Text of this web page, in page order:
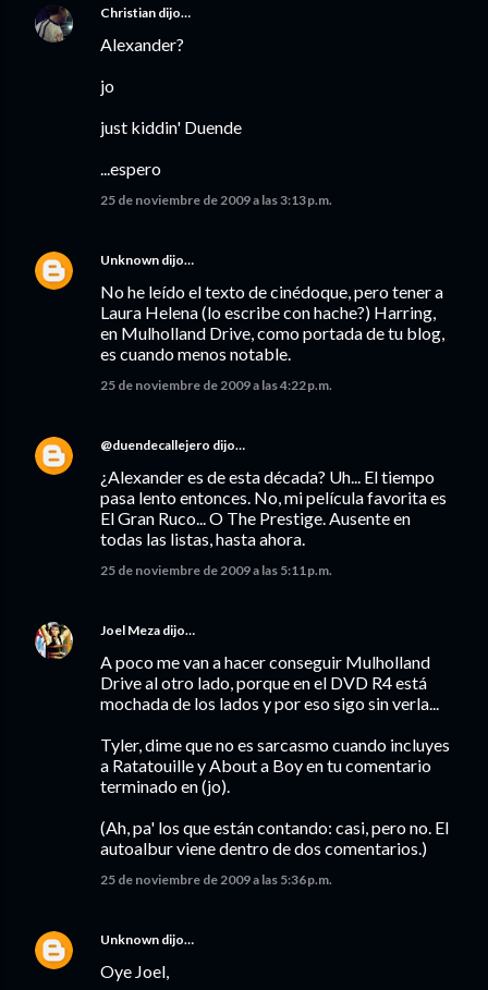
Christian dijo…
Alexander?
jo
just kiddin' Duende
...espero
25 de noviembre de 2009 a las 3:13 p.m.
Unknown dijo…
No he leído el texto de cinédoque, pero tener a
Laura Helena (lo escribe con hache?) Harring,
en Mulholland Drive, como portada de tu blog,
es cuando menos notable.
25 de noviembre de 2009 a las 4:22 p.m.
@duendecallejero dijo…
¿Alexander es de esta década? Uh... El tiempo
pasa lento entonces. No, mi película favorita es
El Gran Ruco... O The Prestige. Ausente en
todas las listas, hasta ahora.
25 de noviembre de 2009 a las 5:11 p.m.
Joel Meza dijo…
A poco me van a hacer conseguir Mulholland
Drive al otro lado, porque en el DVD R4 está
mochada de los lados y por eso sigo sin verla...
Tyler, dime que no es sarcasmo cuando incluyes
a Ratatouille y About a Boy en tu comentario
terminado en (jo).
(Ah, pa' los que están contando: casi, pero no. El
autoalbur viene dentro de dos comentarios.)
25 de noviembre de 2009 a las 5:36 p.m.
Unknown dijo…
Oye Joel,